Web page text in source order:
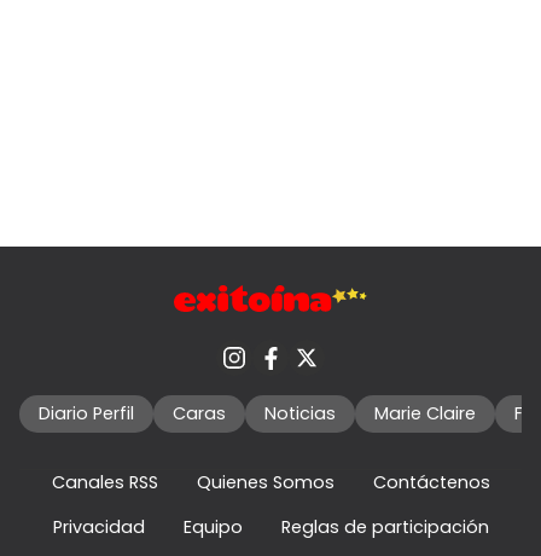
Diario Perfil Caras Noticias Marie Claire
Canales RSS Quienes Somos
Contáctenos
Privacidad
Equipo Reglas de participación